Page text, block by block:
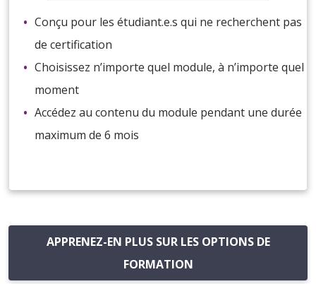
Conçu pour les étudiant.e.s qui ne recherchent pas
de certification
Choisissez n’importe quel module, à n’importe quel
moment
Accédez au contenu du module pendant une durée
maximum de 6 mois
APPRENEZ-EN PLUS SUR LES OPTIONS DE
FORMATION